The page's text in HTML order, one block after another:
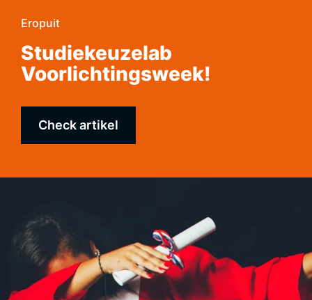
Eropuit
Studiekeuzelab
Voorlichtingsweek!
Check artikel